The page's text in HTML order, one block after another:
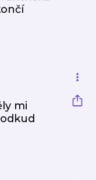
mi